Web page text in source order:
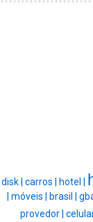
disk | carros | hotel |
| móveis | brasil |
provedor |